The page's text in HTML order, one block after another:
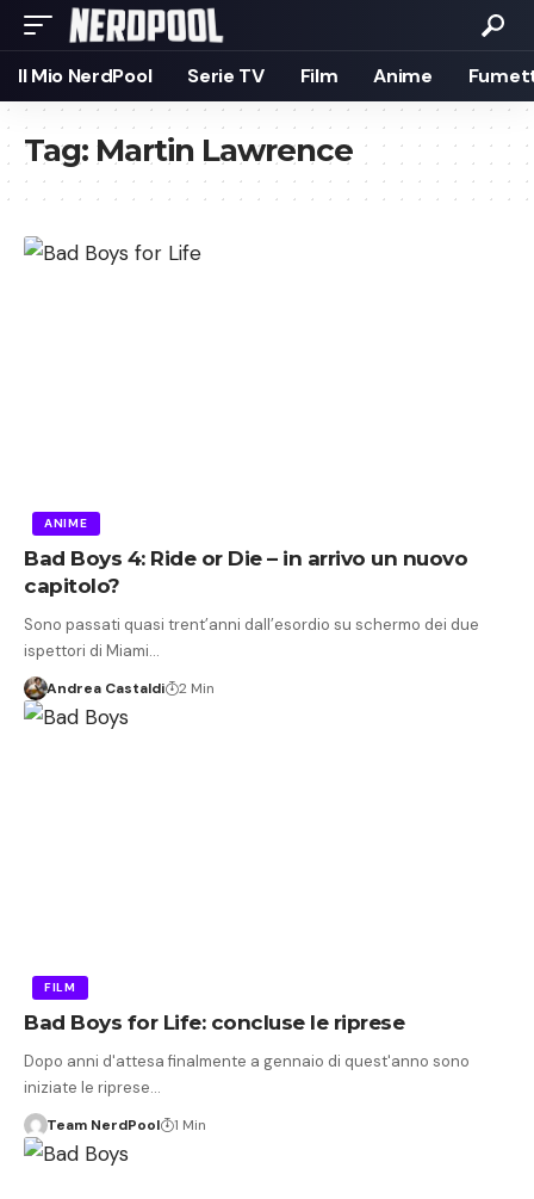
Il Mio NerdPool Serie TV Film Anime
Tag: Martin Lawrence
ANIME
Bad Boys 4: Ride or Die – in arrivo un nuovo
capitolo?
Sono passati quasi trent’anni dall’esordio su schermo dei due
ispettori di Miami…
Andrea Castaldi 2 Min
FILM
Bad Boys for Life: concluse le riprese
Dopo anni d'attesa finalmente a gennaio di quest'anno sono
iniziate le riprese…
Team NerdPool 1 Min